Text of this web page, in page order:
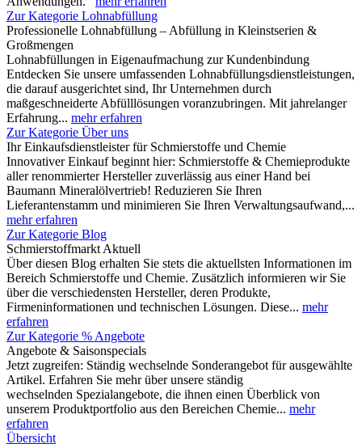
Zur Kategorie Lohnabfüllung
Professionelle Lohnabfüllung – Abfüllung in Kleinstserien &
Großmengen
Lohnabfüllungen in Eigenaufmachung zur Kundenbindung
Entdecken Sie unsere umfassenden Lohnabfüllungsdienstleistungen,
die darauf ausgerichtet sind, Ihr Unternehmen durch
maßgeschneiderte Abfülllösungen voranzubringen. Mit jahrelanger
Erfahrung... mehr erfahren
Zur Kategorie Über uns
Ihr Einkaufsdienstleister für Schmierstoffe und Chemie
Innovativer Einkauf beginnt hier: Schmierstoffe & Chemieprodukte
aller renommierter Hersteller zuverlässig aus einer Hand bei
Baumann Mineralölvertrieb! Reduzieren Sie Ihren
Lieferantenstamm und minimieren Sie Ihren Verwaltungsaufwand,...
mehr erfahren
Zur Kategorie Blog
Schmierstoffmarkt Aktuell
Über diesen Blog erhalten Sie stets die aktuellsten Informationen im
Bereich Schmierstoffe und Chemie. Zusätzlich informieren wir Sie
über die verschiedensten Hersteller, deren Produkte,
Firmeninformationen und technischen Lösungen. Diese... mehr
erfahren
Zur Kategorie % Angebote
Angebote & Saisonspecials
Jetzt zugreifen: Ständig wechselnde Sonderangebot für ausgewählte
Artikel. Erfahren Sie mehr über unsere ständig
wechselnden Spezialangebote, die ihnen einen Überblick von
unserem Produktportfolio aus den Bereichen Chemie... mehr
erfahren
Übersicht